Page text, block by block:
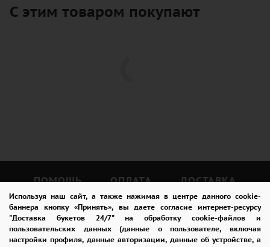
Используя наш сайт, а также нажимая в центре данного cookie-
баннера кнопку «Принять», вы даете согласие интернет-ресурсу
"Доставка букетов 24/7" на обработку cookie-файлов и
пользовательских данных (данные о пользователе, включая
настройки профиля, данные авторизации, данные об устройстве, а
С этим товаром покупают
ПОМОЩЬ ОПЛАТА
ДОСТАВКА
ГАРАНТИИ
КУПОН
ВОЗВРАТ
ОТЗЫВЫ
РЕКОМЕНДАЦИИ